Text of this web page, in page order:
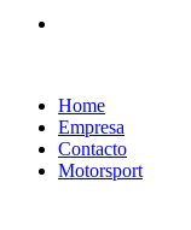
Home
Empresa
Contacto
Motorsport